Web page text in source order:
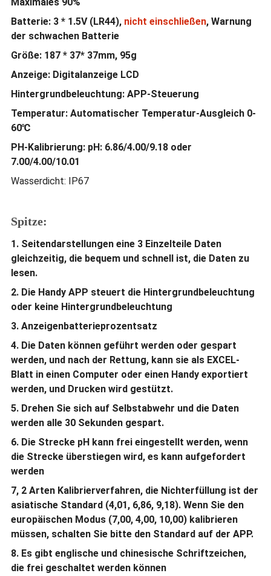
Maximales 90%
Batterie: 3 * 1.5V (LR44), nicht einschließen, Warnung
der schwachen Batterie
Größe: 187 * 37* 37mm, 95g
Anzeige: Digitalanzeige LCD
Hintergrundbeleuchtung: APP-Steuerung
Temperatur: Automatischer Temperatur-Ausgleich 0-
60℃
PH-Kalibrierung: pH: 6.86/4.00/9.18 oder
7.00/4.00/10.01
Wasserdicht: IP67
Spitze:
1. Seitendarstellungen eine 3 Einzelteile Daten
gleichzeitig, die bequem und schnell ist, die Daten zu
lesen.
2. Die Handy APP steuert die Hintergrundbeleuchtung
oder keine Hintergrundbeleuchtung
3. Anzeigenbatterieprozentsatz
4. Die Daten können geführt werden oder gespart
werden, und nach der Rettung, kann sie als EXCEL-
Blatt in einen Computer oder einen Handy exportiert
werden, und Drucken wird gestützt.
5. Drehen Sie sich auf Selbstabwehr und die Daten
werden alle 30 Sekunden gespart.
6. Die Strecke pH kann frei eingestellt werden, wenn
die Strecke überstiegen wird, es kann aufgefordert
werden
7, 2 Arten Kalibrierverfahren, die Nichterfüllung ist der
asiatische Standard (4,01, 6,86, 9,18). Wenn Sie den
europäischen Modus (7,00, 4,00, 10,00) kalibrieren
müssen, schalten Sie bitte den Standard auf der APP.
8. Es gibt englische und chinesische Schriftzeichen,
die frei geschaltet werden können